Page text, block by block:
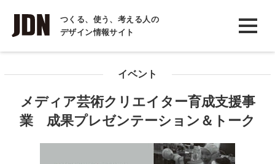
つくる、使う、考える人の
デザイン情報サイト
INTERVIEW
インタビュー
COLUMN
イベント
メディア芸術クリエイター育成支援事
業 成果プレゼンテーション＆トーク